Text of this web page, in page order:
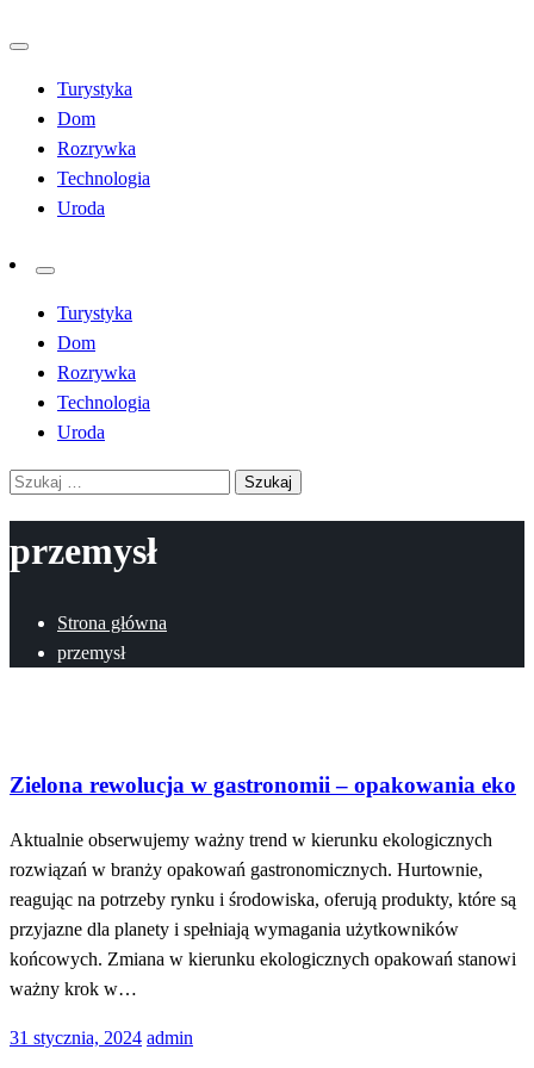
Przejdź
treści
Turystyka
Dom
Rozrywka
Technologia
Uroda
Turystyka
Dom
Rozrywka
Technologia
Uroda
Szukaj:
przemysł
Strona główna
przemysł
Zielona rewolucja w gastronomii – opakowania eko
Aktualnie obserwujemy ważny trend w kierunku ekologicznych
rozwiązań w branży opakowań gastronomicznych. Hurtownie,
reagując na potrzeby rynku i środowiska, oferują produkty, które są
przyjazne dla planety i spełniają wymagania użytkowników
końcowych. Zmiana w kierunku ekologicznych opakowań stanowi
ważny krok w…
Opublikowane
31 stycznia, 2024 admin